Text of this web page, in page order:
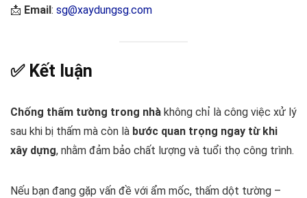
📩 Email : sg@xaydungsg.com
✅ Kết luận
Chống thấm tường trong nhà không chỉ là công việc xử lý
sau khi bị thấm mà còn là bước quan trọng ngay từ khi
xây dựng, nhằm đảm bảo chất lượng và tuổi thọ công trình.
Nếu bạn đang gặp vấn đề với ẩm mốc, thấm dột tường –